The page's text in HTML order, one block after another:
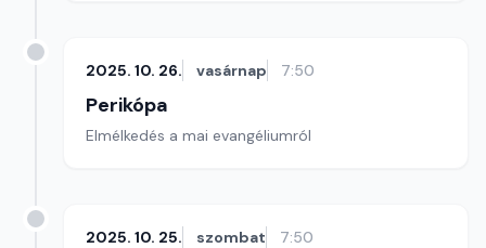
2025. 10. 26. vasárnap 7:50
Perikópa
Elmélkedés a mai evangéliumról
2025. 10. 25. szombat 7:50